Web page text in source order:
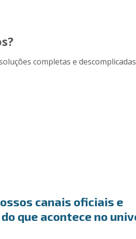
completas e
canais oficiais e
que acontece no